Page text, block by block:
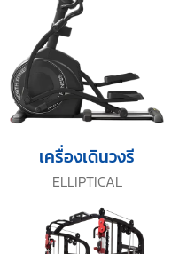
ELLIPTICAL
เครื่องเดินวงรี